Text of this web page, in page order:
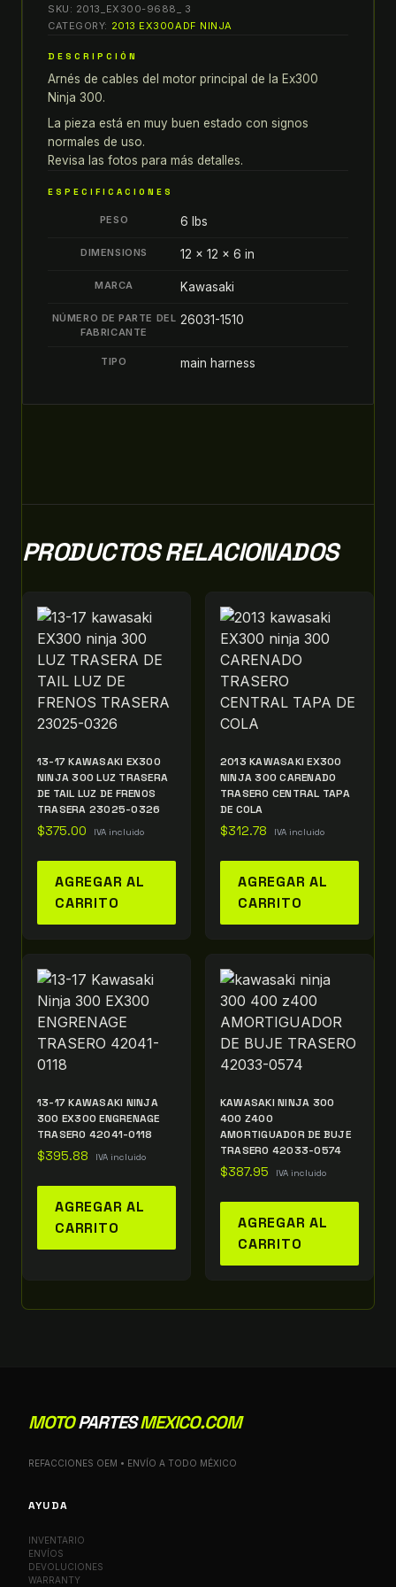
EX300
300
ARNES
DE
CABLES
DEL
MOTOR
PRINCIPAL
SKU: 2013_EX300-9688_ 3
CATEGORY: 2013 EX300ADF NINJA
DESCRIPCIÓN
Arnés de cables del motor principal de la Ex300
Ninja 300.
La pieza está en muy buen estado con signos
normales de uso.
Revisa las fotos para más detalles.
ESPECIFICACIONES
PESO 6 lbs
DIMENSIONS 12 × 12 × 6 in
MARCA Kawasaki
NÚMERO DE PARTE DEL
FABRICANTE
26031-1510
TIPO main harness
PRODUCTOS RELACIONADOS
13-17 KAWASAKI EX300
NINJA 300 LUZ TRASERA
DE TAIL LUZ DE FRENOS
TRASERA 23025-0326
$375.00 IVA incluido
AGREGAR AL
CARRITO
2013 KAWASAKI EX300
NINJA 300 CARENADO
TRASERO CENTRAL TAPA
DE COLA
$312.78 IVA incluido
AGREGAR AL
CARRITO
13-17 KAWASAKI NINJA
300 EX300 ENGRENAGE
TRASERO 42041-0118
$395.88 IVA incluido
AGREGAR AL
CARRITO
KAWASAKI NINJA 300
400 Z400
AMORTIGUADOR DE BUJE
TRASERO 42033-0574
$387.95 IVA incluido
AGREGAR AL
CARRITO
MOTOPARTESMEXICO.COM
REFACCIONES OEM • ENVÍO A TODO MÉXICO
AYUDA
INVENTARIO
ENVÍOS
DEVOLUCIONES
WARRANTY